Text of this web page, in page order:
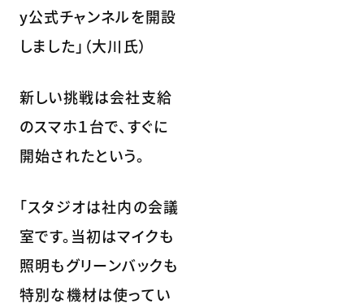
y公式チャンネルを開設
しました」（大川氏）
新しい挑戦は会社支給
のスマホ１台で、すぐに
開始されたという。
「スタジオは社内の会議
室です。当初はマイクも
照明もグリーンバックも
特別な機材は使ってい